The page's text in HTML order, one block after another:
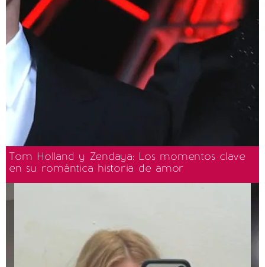
Tom Holland y Zendaya: Los momentos clave
en su romántica historia de amor